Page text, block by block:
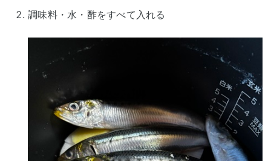
調味料・水・酢をすべて入れる